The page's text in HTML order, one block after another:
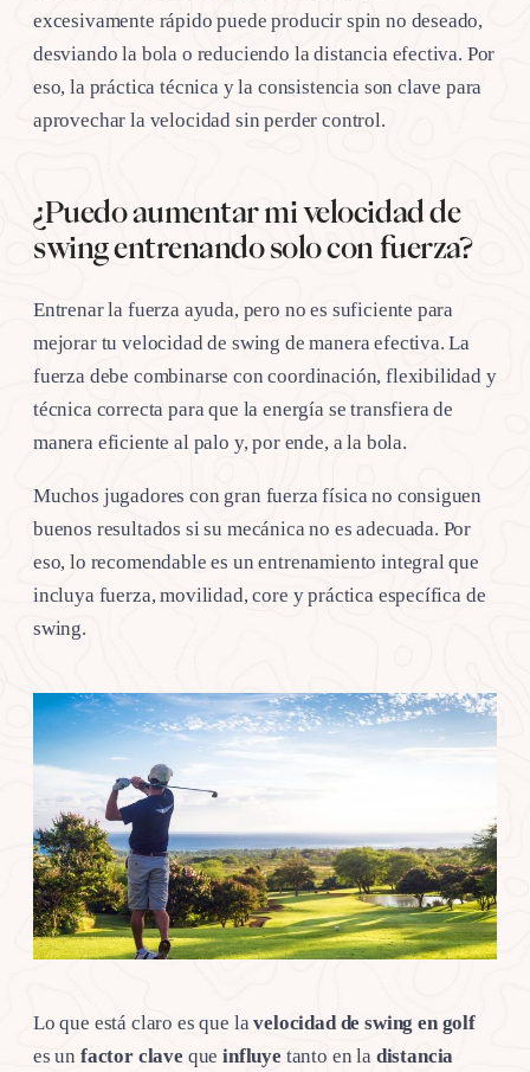
excesivamente rápido puede producir spin no deseado,
desviando la bola o reduciendo la distancia efectiva. Por
eso, la práctica técnica y la consistencia son clave para
aprovechar la velocidad sin perder control.
¿Puedo aumentar mi velocidad de
swing entrenando solo con fuerza?
Entrenar la fuerza ayuda, pero no es suficiente para
mejorar tu velocidad de swing de manera efectiva. La
fuerza debe combinarse con coordinación, flexibilidad y
técnica correcta para que la energía se transfiera de
manera eficiente al palo y, por ende, a la bola.
Muchos jugadores con gran fuerza física no consiguen
buenos resultados si su mecánica no es adecuada. Por
eso, lo recomendable es un entrenamiento integral que
incluya fuerza, movilidad, core y práctica específica de
swing.
Lo que está claro es que lavelocidad de swing en golf
es un factor clave queinfluye tanto en la distancia